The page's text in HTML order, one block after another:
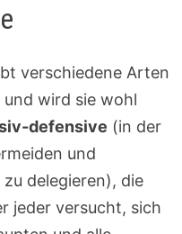
verschiedene Arten
wird sie wohl
defensive (in der
und
delegieren), die
jeder versucht, sich